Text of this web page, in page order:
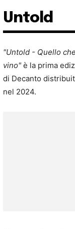
Untold
"Untold - Quello
vino" è la prima
di Decanto
nel 2024.